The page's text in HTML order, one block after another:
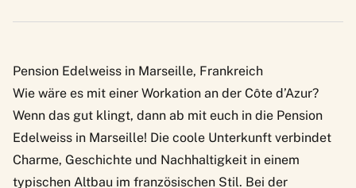
Pension Edelweiss in Marseille, Frankreich
Wie wäre es mit einer Workation an der Côte d’Azur?
Wenn das gut klingt, dann ab mit euch in die Pension
Edelweiss in Marseille! Die coole Unterkunft verbindet
Charme, Geschichte und Nachhaltigkeit in einem
typischen Altbau im französischen Stil. Bei der